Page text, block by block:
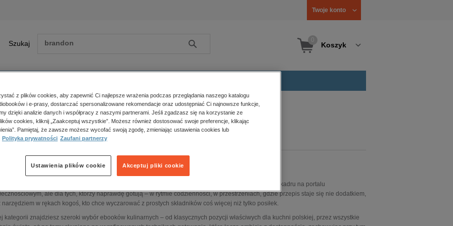
Twoje konto
Szukaj Szukaj Koszyk
Zobacz wszystkie E-prasa
polityka, społeczno-informacyjne
psychologiczne
religie
główna ebooki Kuchnia
– ebooki
– kuchnia.Ebooki kulinarne w formacie EPUB, MOBI i PDF
kucharskie w wersji cyfrowej to rozwiązanie stworzone nie dla ozdoby półek i nie dla efektownego kadru na portalu
ale dla tych, którzy naprawdę gotują – w rytmie codzienności, w przestrzeniach, gdzie przepis staje się nie dodatkiem,
narzędziem w rękach kogoś, kto chce wyczarować z prostych składników coś więcej niż tylko posiłek.
kategorii znajdziesz szeroki wybór ebooków kulinarnych – od klasycznych pozycji właściwych dla kuchni polskiej, przez wszystkie
z plików cookies, aby zapewnić Ci najlepsze wrażenia podczas przeglądania naszego katalogu
i e-prasy, dostarczać spersonalizowane rekomendacje oraz udostępniać Ci najnowsze funkcje,
dzięki analizie danych i współpracy z naszymi partnerami. Jeśli zgadzasz się na korzystanie ze
cookies, kliknij „Zaakceptuj wszystkie”. Możesz również dostosować swoje preferencje, klikając
Pamiętaj, że zawsze możesz wycofać swoją zgodę, zmieniając ustawienia cookies lub
Polityka prywatności Zaufani partnerzy
Akceptuj pliki cookie
Ustawienia plików cookie